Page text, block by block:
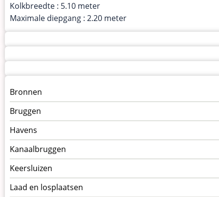
Kolkbreedte : 5.10 meter
Maximale diepgang : 2.20 meter
Menu
kunstwerken
op
kunstwerkpagina
Bronnen
Bruggen
Havens
Kanaalbruggen
Keersluizen
Laad en losplaatsen